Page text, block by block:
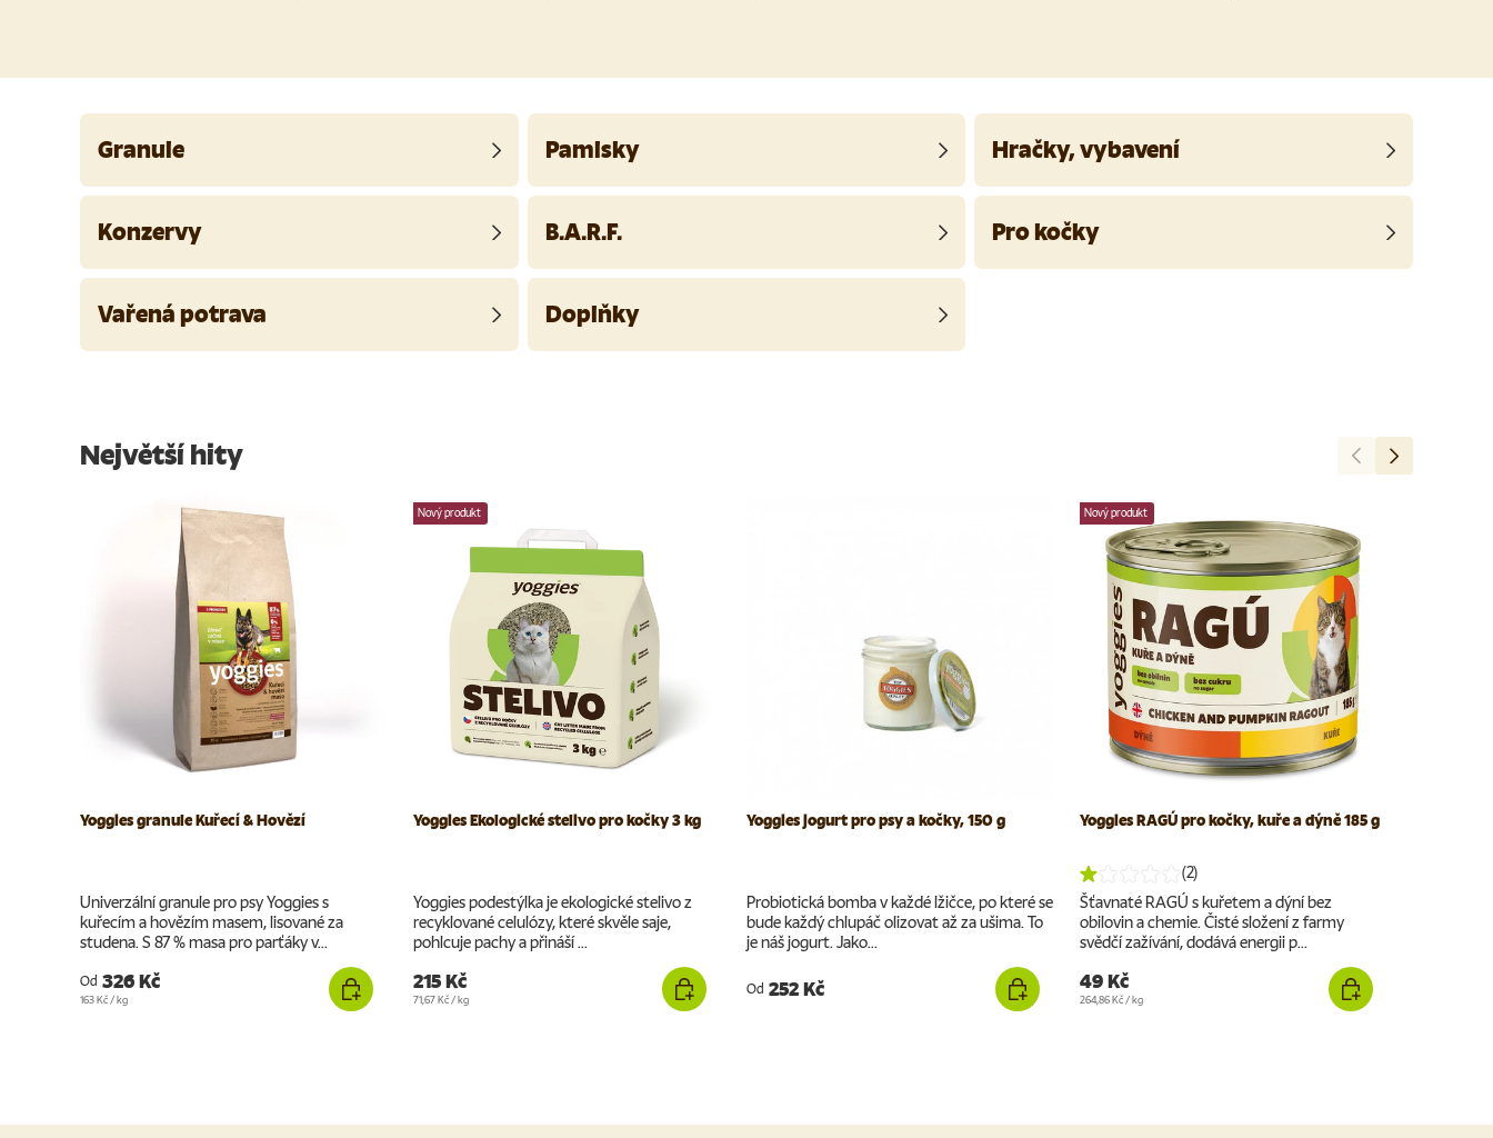
Granule
Konzervy
Vařená potrava
Pamlsky
B.A.R.F.
Doplňky
Hračky, vybavení
Pro kočky
Největší hity Předchozí
Další
Yoggies granule Kuřecí & Hovězí
Univerzální granule pro psy Yoggies s
kuřecím a hovězím masem, lisované za
studena. S 87 % masa pro parťáky v...
Od 326 Kč
Cena za jednotku
163 Kč /kg
Nový produkt
Yoggies Ekologické stelivo pro kočky 3 kg
Yoggies podestýlka je ekologické stelivo z
recyklované celulózy, které skvěle saje,
pohlcuje pachy a přináší ...
215 Kč
Cena za jednotku
71,67 Kč /kg
Yoggies jogurt pro psy a kočky, 150 g
Probiotická bomba v každé lžičce, po které se
bude každý chlupáč olizovat až za ušima. To
je náš jogurt. Jako...
Od 252 Kč
Nový produkt
Yoggies RAGÚ pro kočky, kuře a dýně 185 g
(2)
Šťavnaté RAGÚ s kuřetem a dýní bez
obilovin a chemie. Čisté složení z farmy
svědčí zažívání, dodává energii p...
49 Kč
Cena za jednotku
264,86 Kč /kg